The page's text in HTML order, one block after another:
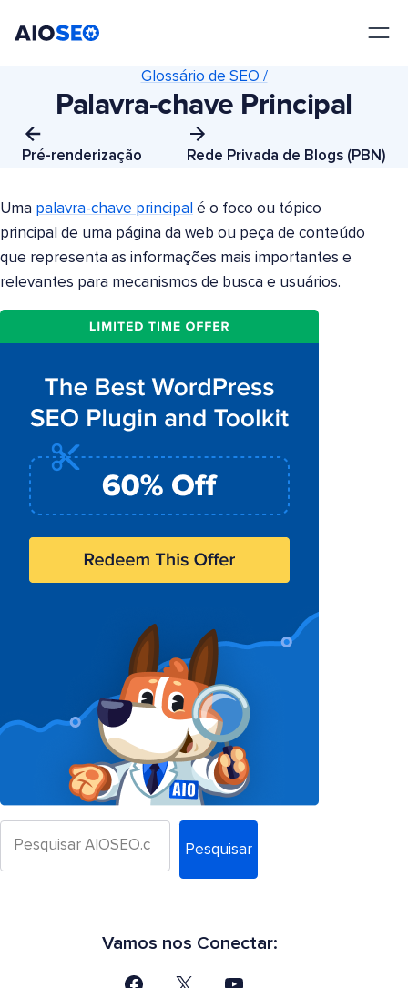
Pré-renderização
Glossário de SEO /
Palavra-chave Principal
Rede Privada de Blogs (PBN)
Uma palavra-chave principal é o foco ou tópico
principal de uma página da web ou peça de conteúdo
que representa as informações mais importantes e
relevantes para mecanismos de busca e usuários.
Pesquisar
Vamos nos Conectar: